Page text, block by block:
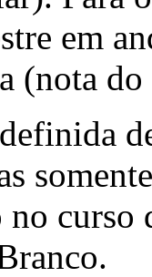
em
(nota
curso